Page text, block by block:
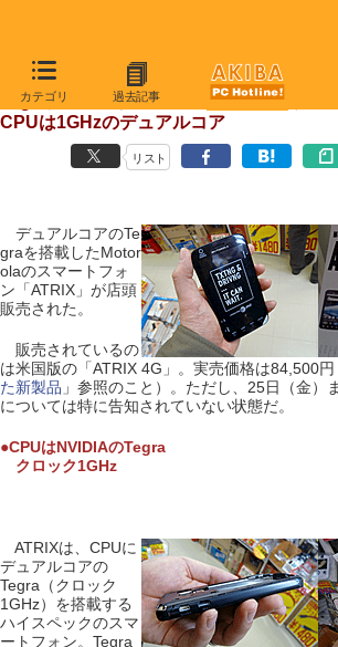
カテゴリ 過去記事
【 2011年3月26日号 】
Tegra搭載の高性能スマートフォンが販売
CPUは1GHzのデュアルコア
リスト
デュアルコアのTe
graを搭載したMotor
olaのスマートフォ
ン「ATRIX」が店頭
販売された。
販売されているの
は米国版の「ATRIX 4G」。実売価格は84,500円
た新製品 」参照のこと）。ただし、25日（金）
については特に告知されていない状態だ。
●CPUはNVIDIAのTegra
クロック1GHz
ATRIXは、CPUに
デュアルコアの
Tegra（クロック
1GHz）を搭載する
ハイスペックのスマ
ートフォン。Tegra